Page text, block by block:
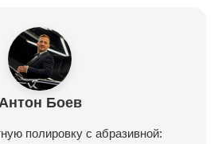
Антон Боев
полировку с абразивной: